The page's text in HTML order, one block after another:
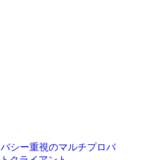
シー重視のマルチプロバ